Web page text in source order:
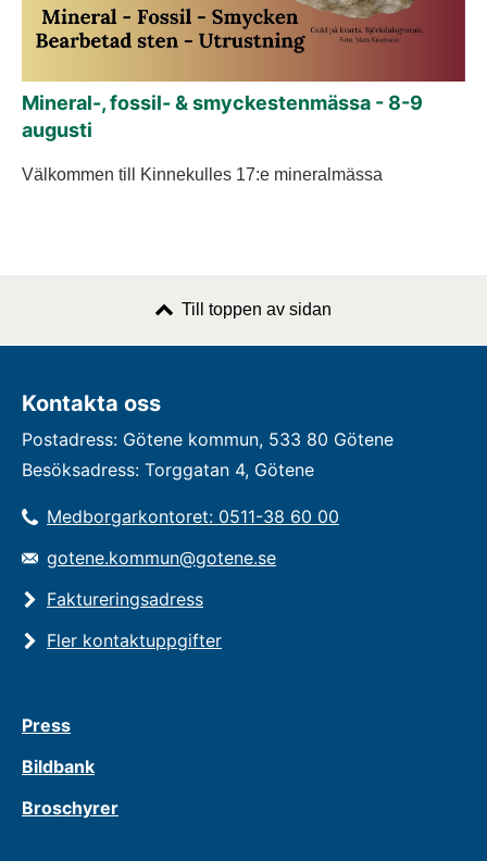
Mineral-, fossil- & smyckestenmässa - 8-9
augusti
Välkommen till Kinnekulles 17:e mineralmässa
Till toppen av sidan
Kontakta oss
Postadress: Götene kommun, 533 80 Götene
Besöksadress: Torggatan 4, Götene
Medborgarkontoret: 0511-38 60 00
gotene.kommun@gotene.se
Faktureringsadress
Fler kontaktuppgifter
Press
Bildbank
Broschyrer